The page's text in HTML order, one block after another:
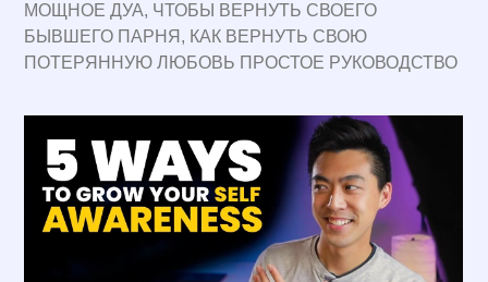
МОЩНОЕ ДУА, ЧТОБЫ ВЕРНУТЬ СВОЕГО
БЫВШЕГО ПАРНЯ, КАК ВЕРНУТЬ СВОЮ
ПОТЕРЯННУЮ ЛЮБОВЬ ПРОСТОЕ РУКОВОДСТВО